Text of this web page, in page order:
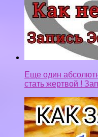
ЕДАДИЛ. ШОК
заработать НА